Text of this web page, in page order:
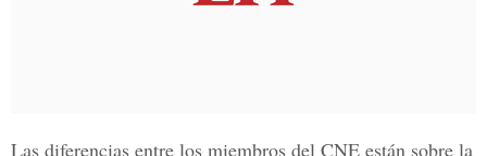
Las diferencias entre los miembros del CNE están sobre la